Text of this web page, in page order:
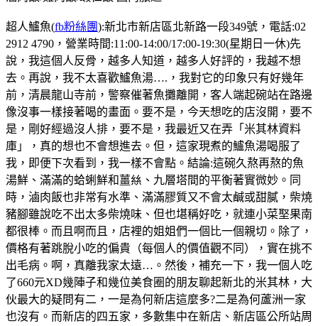
超人鱸魚(fb粉絲團):新北市新店區北新路一段349號，電話:02
2912 4790，營業時間:11:00-14:00/17:00-19:30(星期日一休)先
說，我這個人反骨，越多人知道，越多人好評的，我越不想
去。再說，我不太喜歡鱸魚湯….，我對它的印象只有好幾年
前，清晨龍山寺前，警察催著魚攤離開，客人端起碗站在路邊
像沒事一樣接著喝的畫面。要不是，今天想吃的店沒開，要不
是，剛好經過沒人排，要不是，我最近又在弄「米其林資料
庫」，真的想也不會想進去。但，這家現煮的鱸魚湯喝服了
我，即便下次看到，我一樣不會點。結論:這碗久熬再熬的魚
湯鮮、滿滿的蛤蜊鮮和薑𢇃、九層塔間的平衡著實微妙。同
時，滷肉飯也非常有水準、滿滿膠質又不會太鹹或甜膩，柴燒
豬腳雖說吃不出太多柴燒味、但也堪稱好吃，就連小菜埾果南
都很棒。而且啊而且，店裡的姐姐們一個比一個親切。除了，
價格有著跳脫小吃的偏貴（每個人的價值觀不同），實在挑不
出毛病。啊，真離我家太遠…。然後，補充一下，我一個人吃
了660元XD幾陣子和幾位美食圈的朋友聊起新北的米其林，大
伙最大的疑問有二，一是為何新店這麼多?二是為何蘆洲一家
也沒有。而新店的四五家，多數集中在新店、新店區公所站周